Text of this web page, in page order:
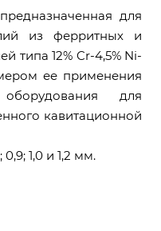
для
из ферритных и
типа 12% Cr-4,5% Ni-
ее применения
оборудования для
кавитационной
1,0 и 1,2 мм.